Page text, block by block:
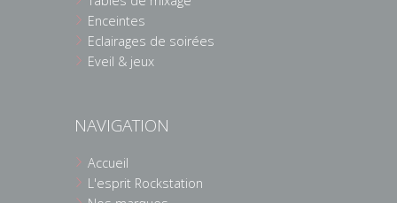
Enceintes
Eclairages de soirées
Eveil & jeux
NAVIGATION
Accueil
L'esprit Rockstation